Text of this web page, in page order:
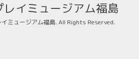
イミュージアム福島
ミュージアム福島. All Rights Reserved.